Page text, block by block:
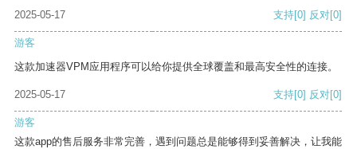
2025-05-17 支持[0] 反对[0]
游客
这款加速器VPM应用程序可以给你提供全球覆盖和最高安全性的连接。
2025-05-17 支持[0] 反对[0]
游客
这款app的售后服务非常完善，遇到问题总是能够得到妥善解决，让我能